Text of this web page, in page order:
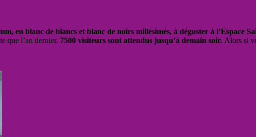
en blanc de blancs et blanc de noirs millésimés, à déguster à l’Espace
que l’an dernier. 7500 visiteurs sont attendus jusqu’à demain soir. Alors si